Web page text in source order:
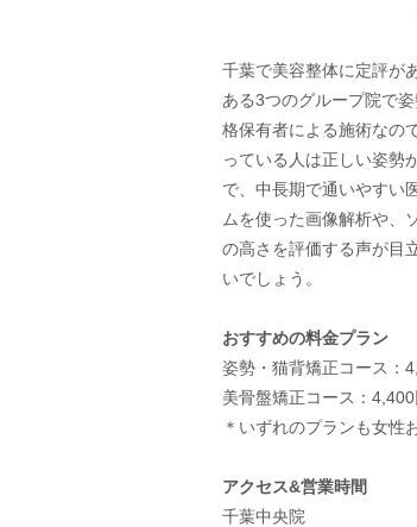
千葉で美容整体に定評が
ある3つのグループ院で
格保有者による施術なの
っている人は正しい姿勢
で、中長期で通いやすい
ムを使った画像解析や、
の高さを評価する声が目
いでしょう。
おすすめの料金プラン
姿勢・猫背矯正コース：
美骨盤矯正コース：4,400
＊いずれのプランも女性
アクセス&営業時間
千葉中央院